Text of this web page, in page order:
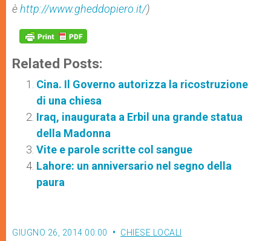
èhttp://www.gheddopiero.it/)
Related Posts:
Cina. Il Governo autorizza la ricostruzione
di una chiesa
Iraq, inaugurata a Erbil una grande statua
della Madonna
Vite e parole scritte col sangue
Lahore: un anniversario nel segno della
paura
GIUGNO 26, 2014 00:00 CHIESE LOCALI